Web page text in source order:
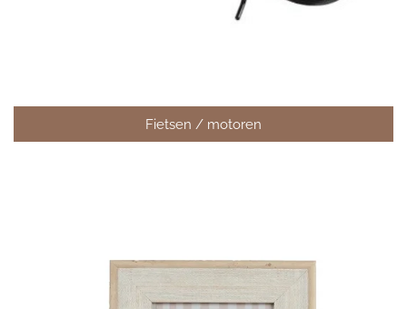
Fietsen / motoren